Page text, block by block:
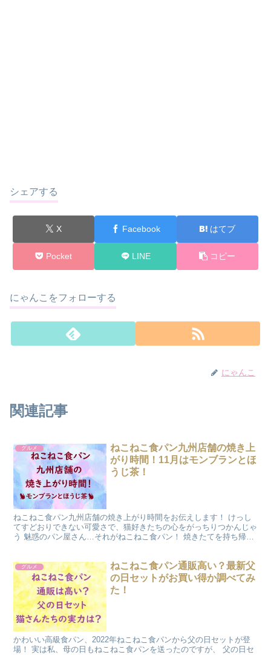
シェアする
X Facebook はてブ
Pocket LINE コピー
にゃんこをフォローする
にゃんこ
関連記事
グルメ
ねこねこ食パン九州店舗の焼き上
がり時間！11月はモンブランとほ
うじ茶！
ねこねこ食パン九州店舗の焼き上がり時間をお伝えします！ けっし
てすどおりできない可愛さで、猫好きたちの心をがっちりつかんじゃ
う 魅惑のパン屋さん…それがねこねこ食パン！ 焼きたてを持ち帰る
グルメ
ねこねこ食パン通販高い？最新父
の日セットがお買い得か調べてみ
た！
かわいい高級食パン、2022年ねこねこ食パンから父の日セットが登
場！ 実は私、母の日もねこねこ食パンを送ったのですが、 父の日セ